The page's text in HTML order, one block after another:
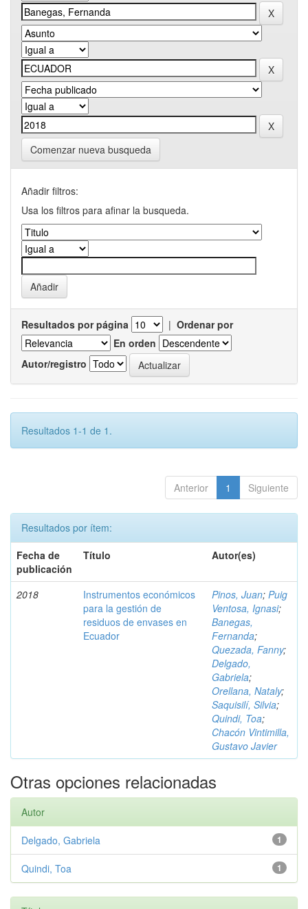
Comenzar nueva busqueda
Añadir filtros:
Usa los filtros para afinar la busqueda.
Resultados por página | Ordenar por
En orden
Autor/registro
Resultados 1-1 de 1.
Anterior 1 Siguiente
Resultados por ítem:
Fecha de
publicación
Título Autor(es)
2018
Instrumentos económicos
para la gestión de
residuos de envases en
Ecuador
Pinos, Juan; Puig
Ventosa, Ignasi;
Banegas,
Fernanda;
Quezada, Fanny;
Delgado,
Gabriela;
Orellana, Nataly;
Saquisilí, Silvia;
Quindi, Toa;
Chacón Vintimilla,
Gustavo Javier
Otras opciones relacionadas
Autor
1
Delgado, Gabriela
1
Quindi, Toa